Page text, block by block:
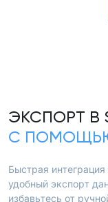
ЭКСПОРТ В
С ПОМОЩЬЮ
Быстрая
удобный экспорт
избавьтесь от